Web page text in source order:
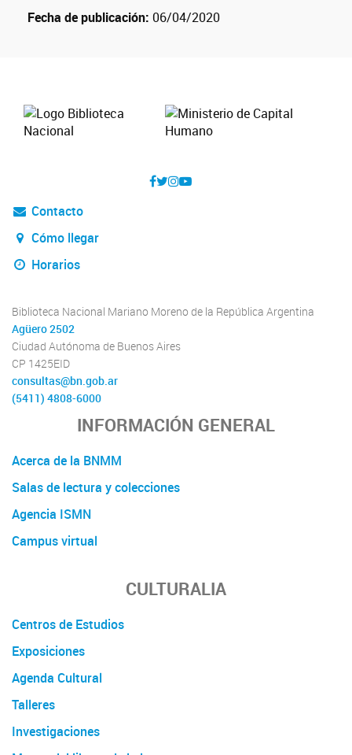
Fecha de publicación: 06/04/2020
Contacto
Cómo llegar
Horarios
Biblioteca Nacional Mariano Moreno de la República Argentina
Agüero 2502
Ciudad Autónoma de Buenos Aires
CP 1425EID
consultas@bn.gob.ar
(5411) 4808-6000
INFORMACIÓN GENERAL
Acerca de la BNMM
Salas de lectura y colecciones
Agencia ISMN
Campus virtual
CULTURALIA
Centros de Estudios
Exposiciones
Agenda Cultural
Talleres
Investigaciones